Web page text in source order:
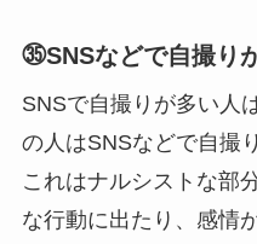
㉟SNSなどで自撮り
SNSで自撮りが多い人
の人はSNSなどで自撮
これはナルシストな部
な行動に出たり、感情